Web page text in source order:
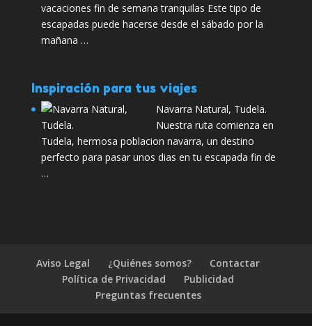
vacaciones fin de semana tranquilas Este tipo de
escapadas puede hacerse desde el sábado por la
mañana …
Inspiración para tus viajes
Navarra Natural, Tudela.
Nuestra ruta comienza en
Tudela, hermosa poblacion navarra, un destino
perfecto para pasar unos dias en tu escapada fin de
…
Aviso Legal ¿Quiénes somos?
Contactar
Política de Privacidad
Publicidad
Preguntas frecuentes